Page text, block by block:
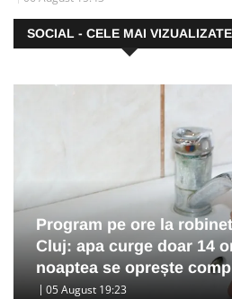
SOCIAL - CELE MAI VIZUALIZATE
Program pe ore la
Cluj: apa curge doar 14
noaptea se oprește
05 August 19:23